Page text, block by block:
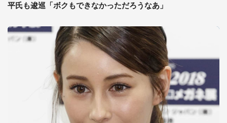
平氏も逡巡「ボクもできなかっただろうなあ」